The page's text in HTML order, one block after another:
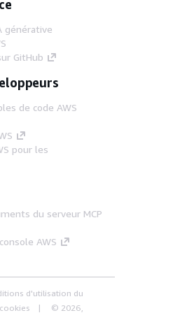
générative
GitHub
de code AWS
pour les
du serveur MCP
AWS
d'utilisation du
© 2026,